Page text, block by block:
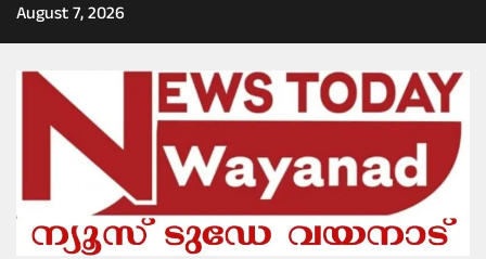
Skip
to
August 7, 2026